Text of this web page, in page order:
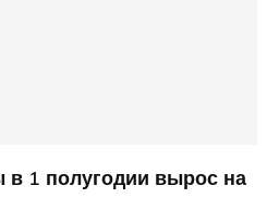
1 полугодии вырос на